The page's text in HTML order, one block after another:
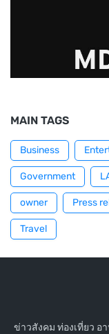
MAIN TAGS
Business
Government
owner Press
Travel
ข่าวสังคม ท่องเที่ยว อ